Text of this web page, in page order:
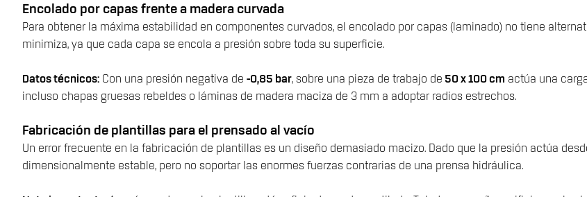
Encolado por capas frente a madera curvada
Para obtener la máxima estabilidad en componentes curvados, el encolado por capas (laminado) no tiene
minimiza, ya que cada capa se encola a presión sobre toda su superficie.
Datos técnicos: Con una presión negativa de -0,85 bar, sobre una pieza de trabajo de 50 x 100 cm actúa una
incluso chapas gruesas rebeldes o láminas de madera maciza de 3 mm a adoptar radios estrechos.
Fabricación de plantillas para el prensado al vacío
Un error frecuente en la fabricación de plantillas es un diseño demasiado macizo. Dado que la presión actúa
dimensionalmente estable, pero no soportar las enormes fuerzas contrarias de una prensa hidráulica.